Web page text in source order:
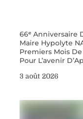
66ᵉ Anniversaire
Maire Hypolyte
Premiers Mois
Pour L’avenir
3 août 2026